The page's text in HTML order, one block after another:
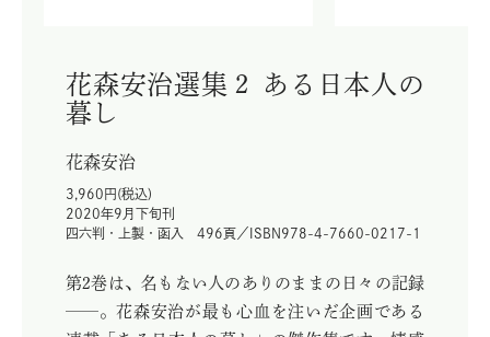
花森安治選集２ ある日本人の
暮し
花森安治
3,960円(税込)
2020年9月下旬刊
四六判・上製・函入 496頁／ISBN978-4-7660-0217-1
第2巻は、名もない人のありのままの日々の記録
——。花森安治が最も心血を注いだ企画である